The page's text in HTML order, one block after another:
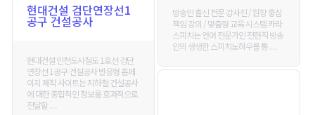
현대건설 검단연장선1
공구 건설공사
현대건설 인천도시철도 1호선 검단
연장선 1공구 건설공사 반응형 홈페
이지 제작 사이트는 지하철 건설공사
에 대한 종합적인 정보를 효과적으로
전달할 . . .
방송인 출신 전문 강사진 / 원장 중심
책임 강의 / 맞춤형 교육 시스템 카라
스피치는 언어 전문가인 전현직 방송
인의 생생한 스피치노하우를 통 . . .